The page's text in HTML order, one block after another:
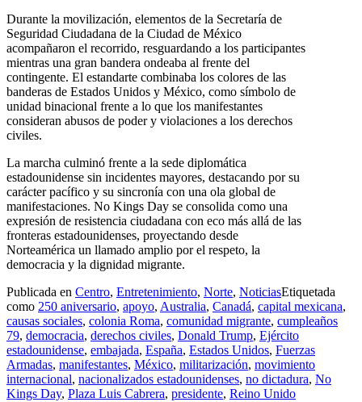
Durante la movilización, elementos de la Secretaría de
Seguridad Ciudadana de la Ciudad de México
acompañaron el recorrido, resguardando a los participantes
mientras una gran bandera ondeaba al frente del
contingente. El estandarte combinaba los colores de las
banderas de Estados Unidos y México, como símbolo de
unidad binacional frente a lo que los manifestantes
consideran abusos de poder y violaciones a los derechos
civiles.
La marcha culminó frente a la sede diplomática
estadounidense sin incidentes mayores, destacando por su
carácter pacífico y su sincronía con una ola global de
manifestaciones. No Kings Day se consolida como una
expresión de resistencia ciudadana con eco más allá de las
fronteras estadounidenses, proyectando desde
Norteamérica un llamado amplio por el respeto, la
democracia y la dignidad migrante.
Publicada en Centro, Entretenimiento, Norte, NoticiasEtiquetada
como 250 aniversario, apoyo, Australia, Canadá, capital mexicana,
causas sociales, colonia Roma, comunidad migrante, cumpleaños
79, democracia, derechos civiles, Donald Trump, Ejército
estadounidense, embajada, España, Estados Unidos, Fuerzas
Armadas, manifestantes, México, militarización, movimiento
internacional, nacionalizados estadounidenses, no dictadura, No
Kings Day, Plaza Luis Cabrera, presidente, Reino Unido